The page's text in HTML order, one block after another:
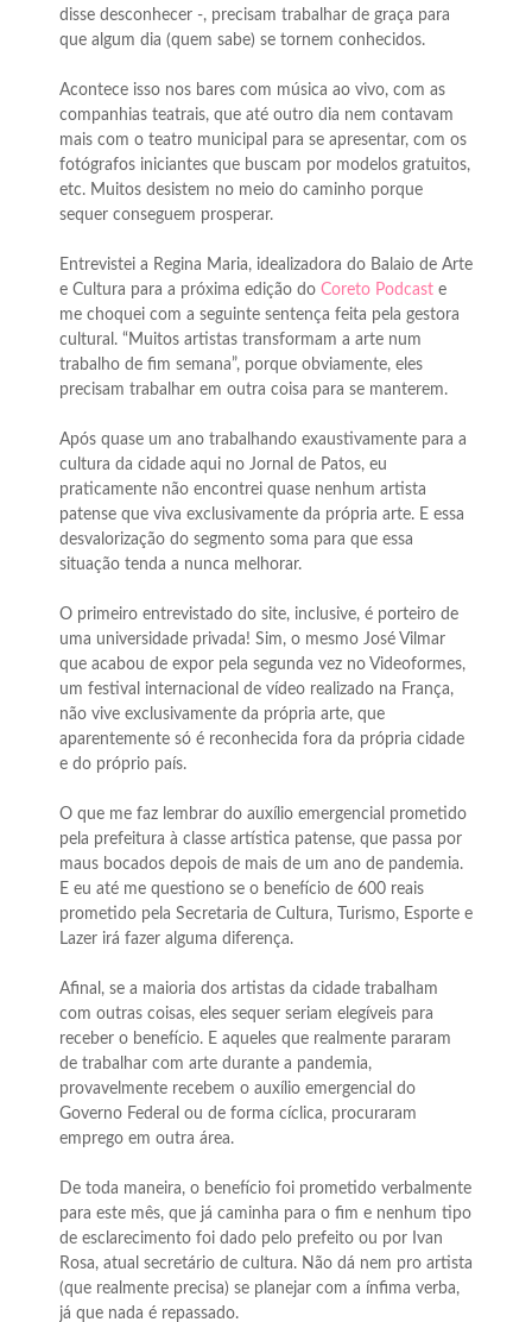
disse desconhecer -, precisam trabalhar de graça para
que algum dia (quem sabe) se tornem conhecidos.
Acontece isso nos bares com música ao vivo, com as
companhias teatrais, que até outro dia nem contavam
mais com o teatro municipal para se apresentar, com os
fotógrafos iniciantes que buscam por modelos gratuitos,
etc. Muitos desistem no meio do caminho porque
sequer conseguem prosperar.
Entrevistei a Regina Maria, idealizadora do Balaio de Arte
e Cultura para a próxima edição do Coreto Podcast e
me choquei com a seguinte sentença feita pela gestora
cultural. “Muitos artistas transformam a arte num
trabalho de fim semana”, porque obviamente, eles
precisam trabalhar em outra coisa para se manterem.
Após quase um ano trabalhando exaustivamente para a
cultura da cidade aqui no Jornal de Patos, eu
praticamente não encontrei quase nenhum artista
patense que viva exclusivamente da própria arte. E essa
desvalorização do segmento soma para que essa
situação tenda a nunca melhorar.
O primeiro entrevistado do site, inclusive, é porteiro de
uma universidade privada! Sim, o mesmo José Vilmar
que acabou de expor pela segunda vez no Videoformes,
um festival internacional de vídeo realizado na França,
não vive exclusivamente da própria arte, que
aparentemente só é reconhecida fora da própria cidade
e do próprio país.
O que me faz lembrar do auxílio emergencial prometido
pela prefeitura à classe artística patense, que passa por
maus bocados depois de mais de um ano de pandemia.
E eu até me questiono se o benefício de 600 reais
prometido pela Secretaria de Cultura, Turismo, Esporte e
Lazer irá fazer alguma diferença.
Afinal, se a maioria dos artistas da cidade trabalham
com outras coisas, eles sequer seriam elegíveis para
receber o benefício. E aqueles que realmente pararam
de trabalhar com arte durante a pandemia,
provavelmente recebem o auxílio emergencial do
Governo Federal ou de forma cíclica, procuraram
emprego em outra área.
De toda maneira, o benefício foi prometido verbalmente
para este mês, que já caminha para o fim e nenhum tipo
de esclarecimento foi dado pelo prefeito ou por Ivan
Rosa, atual secretário de cultura. Não dá nem pro artista
(que realmente precisa) se planejar com a ínfima verba,
já que nada é repassado.